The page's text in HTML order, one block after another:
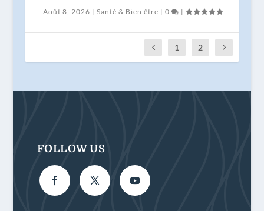
Août 8, 2026 | Santé & Bien être | 0 |
1 2
FOLLOW US